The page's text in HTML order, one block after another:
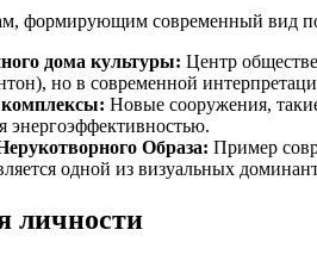
формирующим современный вид
дома культуры: Центр
но в современной
Новые сооружения,
энергоэффективностью.
Образа: Пример
одной из визуальных
личности